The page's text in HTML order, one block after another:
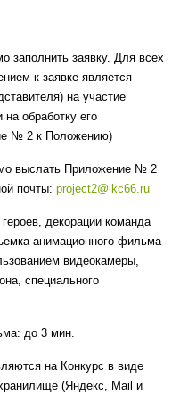
заполнить заявку. Для всех
к заявке является
на участие
на обработку его
№ 2 к Положению)
выслать Приложение № 2
почты:project2@ikc66.ru
декорации команда
анимационного фильма
видеокамеры,
специального
до 3 мин.
на Конкурс в виде
(Яндекс, Mail и